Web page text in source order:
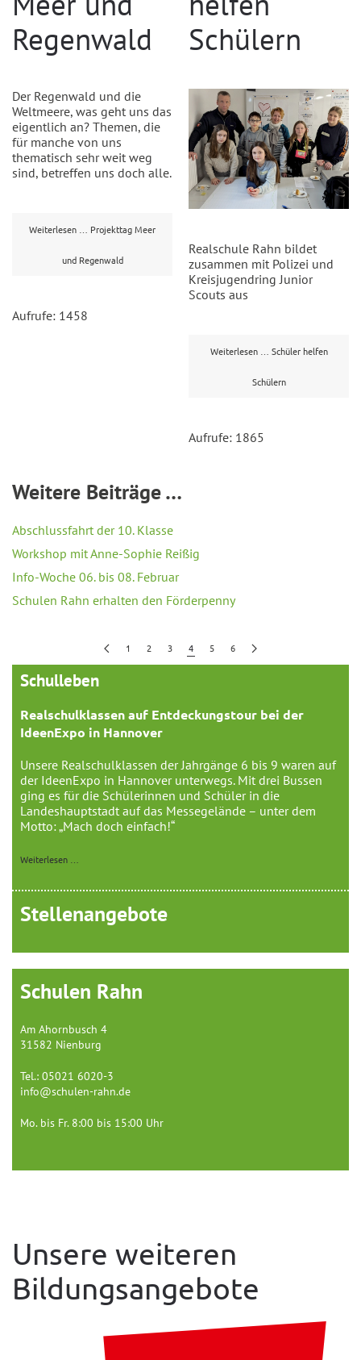
Regenwald
Der Regenwald und die
Weltmeere, was geht uns das
eigentlich an? Themen, die
für manche von uns
thematisch sehr weit weg
sind, betreffen uns doch alle.
Weiterlesen … Projekttag Meer
und Regenwald
Aufrufe: 1458
Schülern
Realschule Rahn bildet
zusammen mit Polizei und
Kreisjugendring Junior
Scouts aus
Weiterlesen … Schüler helfen
Schülern
Aufrufe: 1865
Weitere Beiträge …
Abschlussfahrt der 10. Klasse
Workshop mit Anne-Sophie Reißig
Info-Woche 06. bis 08. Februar
Schulen Rahn erhalten den Förderpenny
1 2 3 4 5 6
Schulleben
Realschulklassen auf Entdeckungstour bei der
IdeenExpo in Hannover
Unsere Realschulklassen der Jahrgänge 6 bis 9 waren auf
der IdeenExpo in Hannover unterwegs. Mit drei Bussen
ging es für die Schülerinnen und Schüler in die
Landeshauptstadt auf das Messegelände – unter dem
Motto: „Mach doch einfach!“
Weiterlesen …
Stellenangebote
Schulen Rahn
Am Ahornbusch 4
31582 Nienburg
Tel.: 05021 6020-3
info@schulen-rahn.de
Mo. bis Fr. 8:00 bis 15:00 Uhr
Unsere weiteren
Bildungsangebote